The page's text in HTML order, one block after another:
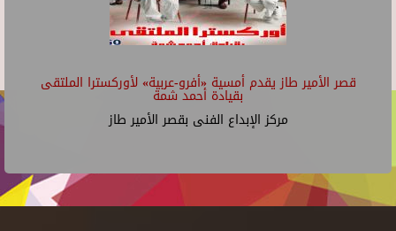
قصر الأمير طاز يقدم أمسية «أفرو-عربية» لأوركسترا الملتقى
بقيادة أحمد شمة
مركز الإبداع الفنى بقصر الأمير طاز